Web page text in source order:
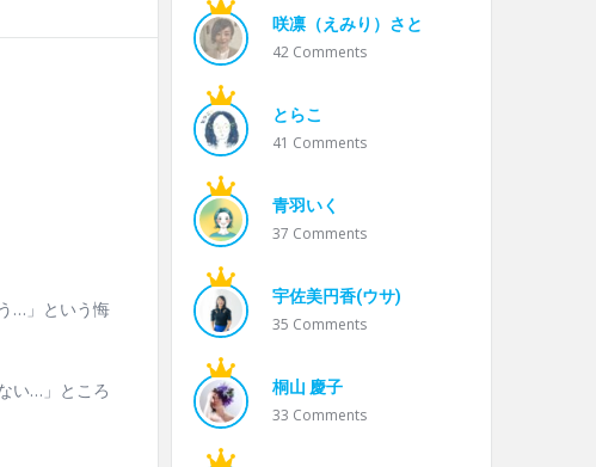
…」という悔
い…」ところ
咲凛（えみり）さと
42 Comments
とらこ
41 Comments
青羽いく
37 Comments
宇佐美円香(ウサ)
35 Comments
桐山 慶子
33 Comments